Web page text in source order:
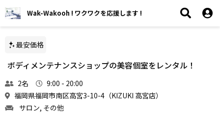
Wak-Wakooh ! ワクワクを応援します !
最安価格
ボディメンテナンスショップの美容個室をレンタル！
2名
9:00 - 20:00
福岡県福岡市南区高宮3-10-4（KIZUKI 高宮店）
サロン, その他